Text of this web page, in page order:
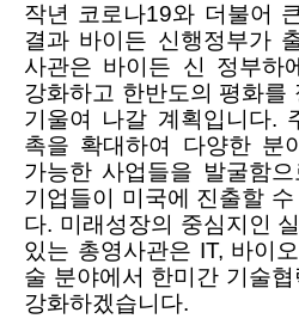
작년 코로나19와 더불어
결과 바이든 신행정부가
사관은 바이든 신 정부하
강화하고 한반도의 평화를
기울여 나갈 계획입니다.
촉을 확대하여 다양한 분
가능한 사업들을 발굴함
기업들이 미국에 진출할
다. 미래성장의 중심지인
있는 총영사관은 IT, 바이
술 분야에서 한미간 기술
강화하겠습니다.